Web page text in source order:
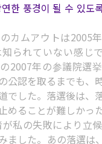
한 풍경이 될 수 있도
カムアウトは2005
られていない感じ
2007年の参議院選挙
公認を取るまでも、
でした。落選後は、
めることが難しかっ
が私の失敗により立
ました。あの落選は